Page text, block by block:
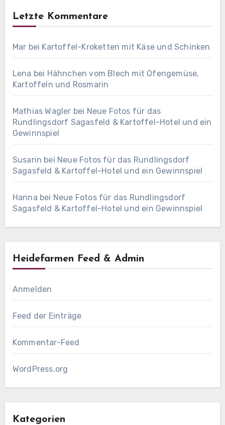
Letzte Kommentare
Mar bei Kartoffel-Kroketten mit Käse und Schinken
Lena bei Hähnchen vom Blech mit Ofengemüse,
Kartoffeln und Rosmarin
Mathias Wagler bei Neue Fotos für das
Rundlingsdorf Sagasfeld & Kartoffel-Hotel und ein
Gewinnspiel
Susann bei Neue Fotos für das Rundlingsdorf
Sagasfeld & Kartoffel-Hotel und ein Gewinnspiel
Hanna bei Neue Fotos für das Rundlingsdorf
Sagasfeld & Kartoffel-Hotel und ein Gewinnspiel
Heidefarmen Feed & Admin
Anmelden
Feed der Einträge
Kommentar-Feed
WordPress.org
Kategorien